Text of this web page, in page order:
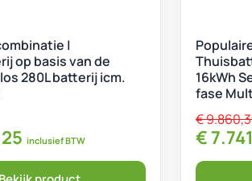
|
op basis van de
280L batterij icm.
prijs was: € 4.148,25.
Huidige prijs is: € 3.248,25.
inclusief BTW
16kWh
fase
€
€